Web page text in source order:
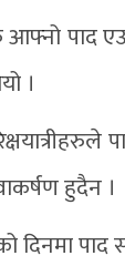
पाद
।
हुदैन ।
दिनमा